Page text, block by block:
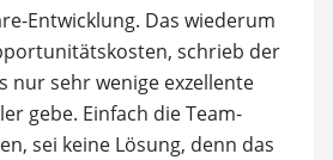
Entwicklung. Das wiederum
schrieb der
nur sehr wenige exzellente
gebe. Einfach die Team-
sei keine Lösung, denn das